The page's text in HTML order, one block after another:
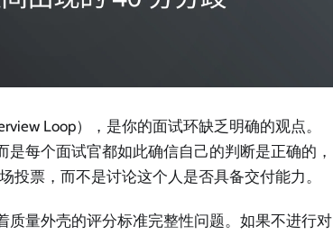
Loop），是你的面试环缺乏明确的观点。
每个面试官都如此确信自己的判断是正确的，
投票，而不是讨论这个人是否具备交付能力。
质量外壳的评分标准完整性问题。如果不进行对